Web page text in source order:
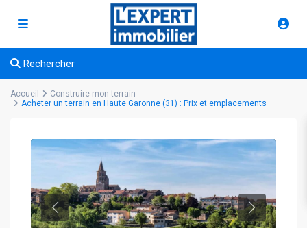
Rechercher
Accueil
Construire mon terrain
Acheter un terrain en Haute Garonne (31) : Prix et emplacements